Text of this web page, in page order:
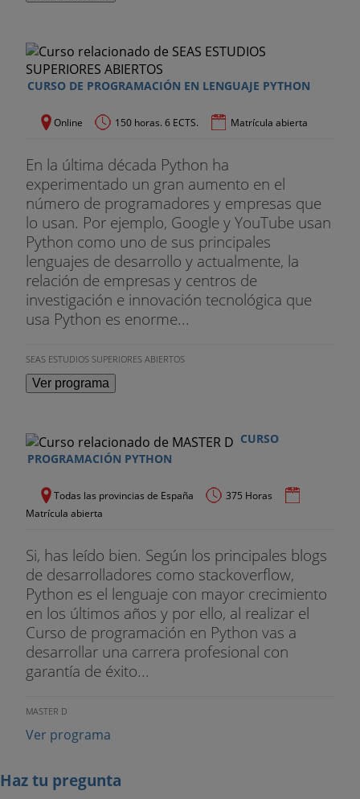
CURSO DE PROGRAMACIÓN EN LENGUAJE PYTHON
Online 150 horas. 6 ECTS. Matrícula abierta
En la última década Python ha
experimentado un gran aumento en el
número de programadores y empresas que
lo usan. Por ejemplo, Google y YouTube usan
Python como uno de sus principales
lenguajes de desarrollo y actualmente, la
relación de empresas y centros de
investigación e innovación tecnológica que
usa Python es enorme...
SEAS ESTUDIOS SUPERIORES ABIERTOS
Ver programa
CURSO
PROGRAMACIÓN PYTHON
Todas las provincias de España
375 Horas
Matrícula abierta
Si, has leído bien. Según los principales blogs
de desarrolladores como stackoverflow,
Python es el lenguaje con mayor crecimiento
en los últimos años y por ello, al realizar el
Curso de programación en Python vas a
desarrollar una carrera profesional con
garantía de éxito...
MASTER D
Ver programa
Haz tu pregunta